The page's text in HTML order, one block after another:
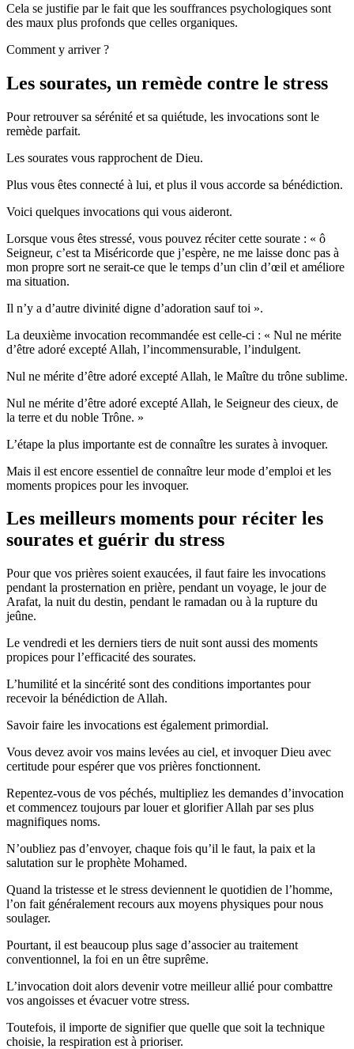
Cela se justifie par le fait que les souffrances psychologiques sont
des maux plus profonds que celles organiques.
Comment y arriver ?
Les sourates, un remède contre le stress
Pour retrouver sa sérénité et sa quiétude, les invocations sont le
remède parfait.
Les sourates vous rapprochent de Dieu.
Plus vous êtes connecté à lui, et plus il vous accorde sa bénédiction.
Voici quelques invocations qui vous aideront.
Lorsque vous êtes stressé, vous pouvez réciter cette sourate : « ô
Seigneur, c’est ta Miséricorde que j’espère, ne me laisse donc pas à
mon propre sort ne serait-ce que le temps d’un clin d’œil et améliore
ma situation.
Il n’y a d’autre divinité digne d’adoration sauf toi ».
La deuxième invocation recommandée est celle-ci : « Nul ne mérite
d’être adoré excepté Allah, l’incommensurable, l’indulgent.
Nul ne mérite d’être adoré excepté Allah, le Maître du trône sublime.
Nul ne mérite d’être adoré excepté Allah, le Seigneur des cieux, de
la terre et du noble Trône. »
L’étape la plus importante est de connaître les surates à invoquer.
Mais il est encore essentiel de connaître leur mode d’emploi et les
moments propices pour les invoquer.
Les meilleurs moments pour réciter les
sourates et guérir du stress
Pour que vos prières soient exaucées, il faut faire les invocations
pendant la prosternation en prière, pendant un voyage, le jour de
Arafat, la nuit du destin, pendant le ramadan ou à la rupture du
jeûne.
Le vendredi et les derniers tiers de nuit sont aussi des moments
propices pour l’efficacité des sourates.
L’humilité et la sincérité sont des conditions importantes pour
recevoir la bénédiction de Allah.
Savoir faire les invocations est également primordial.
Vous devez avoir vos mains levées au ciel, et invoquer Dieu avec
certitude pour espérer que vos prières fonctionnent.
Repentez-vous de vos péchés, multipliez les demandes d’invocation
et commencez toujours par louer et glorifier Allah par ses plus
magnifiques noms.
N’oubliez pas d’envoyer, chaque fois qu’il le faut, la paix et la
salutation sur le prophète Mohamed.
Quand la tristesse et le stress deviennent le quotidien de l’homme,
l’on fait généralement recours aux moyens physiques pour nous
soulager.
Pourtant, il est beaucoup plus sage d’associer au traitement
conventionnel, la foi en un être suprême.
L’invocation doit alors devenir votre meilleur allié pour combattre
vos angoisses et évacuer votre stress.
Toutefois, il importe de signifier que quelle que soit la technique
choisie, la respiration est à prioriser.